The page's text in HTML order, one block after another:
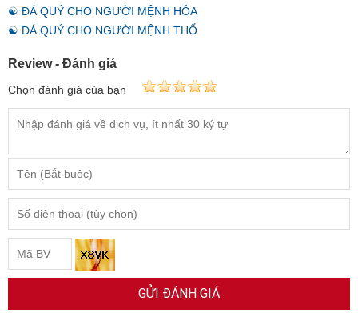
☯ ĐÁ QUÝ CHO NGƯỜI MỆNH HỎA
☯ ĐÁ QUÝ CHO NGƯỜI MỆNH THỔ
Review - Đánh giá
Chọn đánh giá của bạn
GỬI ĐÁNH GIÁ